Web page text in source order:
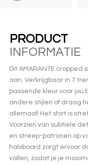
PRODUCT
INFORMATIE
Dit AMARANTE cropped
aan. Verkrijgbaar in 7
passende kleur voor jou
andere stijlen of draag
allemaal! Het shirt is
Voorzien van subtiele
en streep-patronen op
halsboord zorgt ervoor
vallen, zodat je je